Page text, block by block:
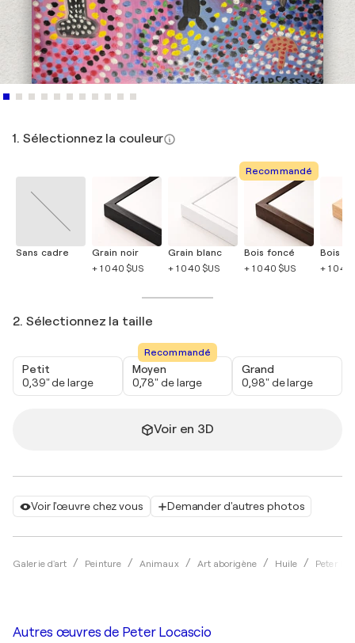
Voir l'œuvre chez vous Demander d'autres photos
Galerie d'art Peinture Animaux Art aborigène Huile Peter
1. Sélectionnez la couleur
Sans cadre
Grain noir
+ 1 040 $US
Grain blanc
+ 1 040 $US
Recommandé
Bois foncé
+ 1 040 $US
Bois
+ 1 040
2. Sélectionnez la taille
Petit
0,39" de large
Recommandé
Moyen
0,78" de large
Grand
0,98" de large
Voir en 3D
Autres œuvres de Peter Locascio